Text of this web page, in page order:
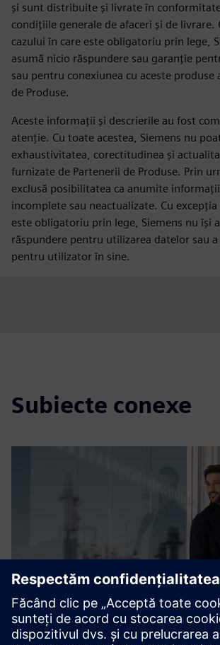
și sunt distribuite și livrate în
condițiile generale de afaceri și de livrare.
cazului în care este obligatoriu prin lege,
asumă nicio răspundere sau garanție
sau pentru conexiunea cu aceste produse
de Produse.
Aceste informații și descrierile au fost
atenție. Cu toate acestea, Siemens nu
exhaustivitatea, corectitudinea și
furnizate de Partenerii de Produse. Prin
exclusă posibilitatea ca anumite
incomplete sau neactualizate. Cu
este obligatoriu prin lege, Siemens nu își
răspundere pentru utilizarea datelor sau
pentru utilizator în sine.
Subiecte conexe
SIMATIC PCS neo